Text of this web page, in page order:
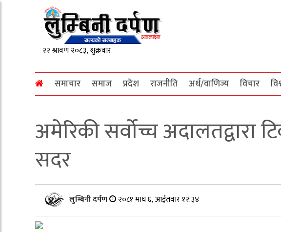
समाचार समाज प्रदेश राजनीति अर्थ/वाणिज्य विचार
अमेरिकी सर्वोच्च अदालतद्वारा
सदर
लुम्बिनी दर्पण २०८१ माघ ६, आईतवार १२:३४